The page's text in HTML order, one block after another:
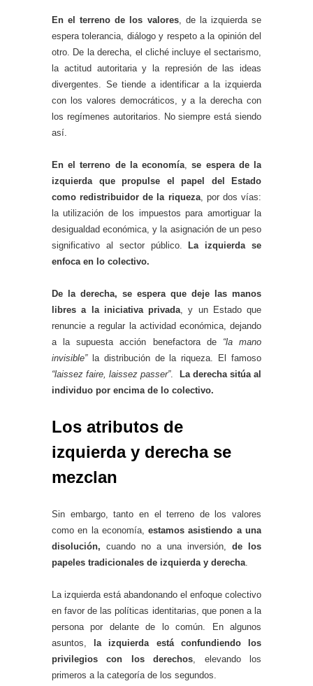
En el terreno de los valores, de la izquierda se
espera tolerancia, diálogo y respeto a la opinión del
otro. De la derecha, el cliché incluye el sectarismo,
la actitud autoritaria y la represión de las ideas
divergentes. Se tiende a identificar a la izquierda
con los valores democráticos, y a la derecha con
los regímenes autoritarios. No siempre está siendo
así.
En el terreno de la economía,se espera de la
izquierda que propulse el papel del Estado
como redistribuidor de la riqueza, por dos vías:
la utilización de los impuestos para amortiguar la
desigualdad económica, y la asignación de un peso
significativo al sector público.
La izquierda se
enfoca en lo colectivo.
De la derecha, se espera que deje las manos
libres a la iniciativa privada, y un Estado que
renuncie a regular la actividad económica, dejando
a la supuesta acción benefactora de “la mano
invisible”la distribución de la riqueza. El famoso
“laissez faire, laissez passer”.
La derecha sitúa al
individuo por encima de lo colectivo.
Los atributos de
izquierda y derecha se
mezclan
Sin embargo, tanto en el terreno de los valores
como en la economía,estamos asistiendo a una
disolución, cuando no a una inversión, de los
papeles tradicionales de izquierda y derecha.
La izquierda está abandonando el enfoque colectivo
en favor de las políticas identitarias, que ponen a la
persona por delante de lo común. En algunos
asuntos,
la izquierda está confundiendo los
privilegios con los derechos, elevando los
primeros a la categoría de los segundos.